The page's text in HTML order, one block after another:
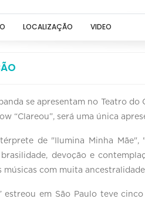
LOCALIZAÇÃO VIDEO
se apresentam no Teatro
“Clareou”, será uma única
de "Ilumina Minha
devoção e
músicas com muita
estreou em São Paulo teve